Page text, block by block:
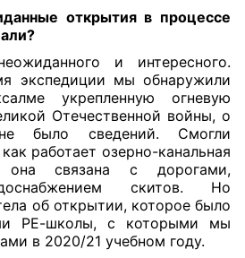
открытия в процессе
и интересного.
экспедиции мы обнаружили
укрепленную огневую
Отечественной войны, о
было сведений. Смогли
работает озерно-канальная
связана с дорогами,
скитов. Но
об открытии, которое было
РЕ-школы, с которыми мы
в 2020/21 учебном году.